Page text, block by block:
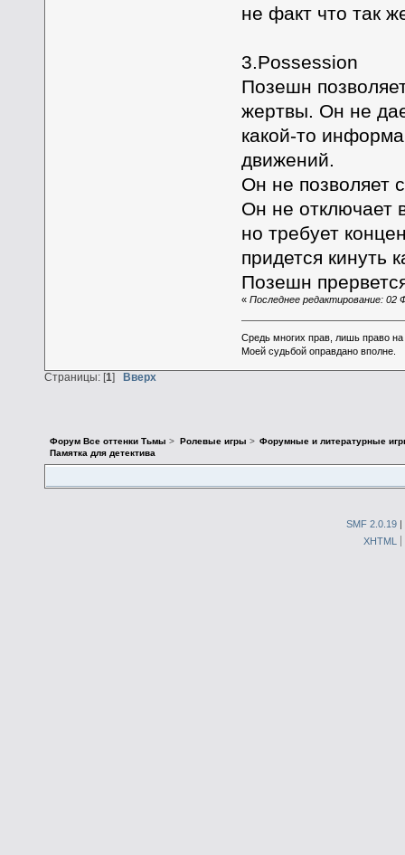
не факт что так
3.Possession
Позешн
жертвы. Он не
какой-то
движений.
Он не позволяет
Он не отключает
но требует
придется кинуть
Позешн
« Последнее редактирование: 02
Средь многих прав, лишь право
Моей судьбой оправдано вполне.
Страницы: [1] Вверх
Форум Все оттенки Тьмы > Ролевые игры > Форумные и литературные
Памятка для детектива
SMF 2.0.19 |
XHTML